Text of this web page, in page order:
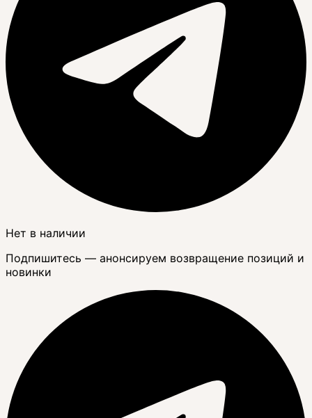
Нет в наличии
Подпишитесь — анонсируем возвращение позиций и
новинки